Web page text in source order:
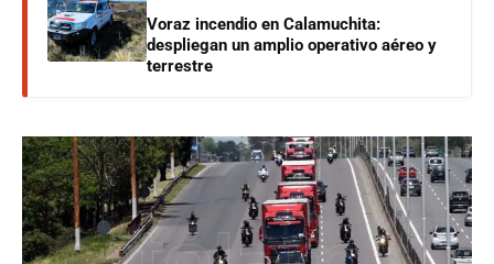
Voraz incendio en Calamuchita:
despliegan un amplio operativo aéreo y
terrestre